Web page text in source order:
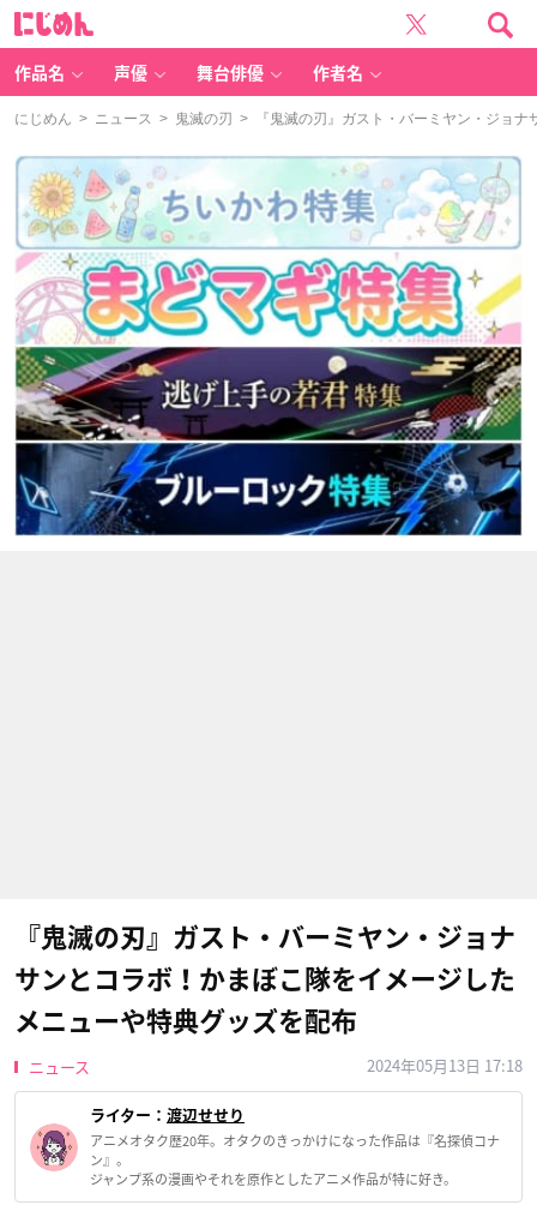
作品名 声優 舞台俳優 作者名
にじめん > ニュース > 鬼滅の刃 > 『鬼滅の刃』ガスト・バーミヤン・ジョナ
『鬼滅の刃』ガスト・バーミヤン・ジョナ
サンとコラボ！かまぼこ隊をイメージした
メニューや特典グッズを配布
ニュース 2024年05月13日 17:18
ライター： 渡辺せせり
アニメオタク歴20年。オタクのきっかけになった作品は『名探偵コナ
ン』。
ジャンプ系の漫画やそれを原作としたアニメ作品が特に好き。